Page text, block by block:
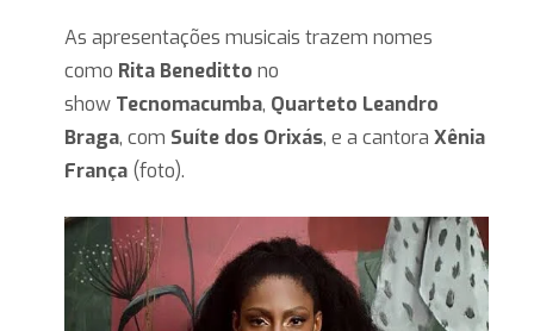
As apresentações musicais trazem nomes
como Rita Beneditto no
show Tecnomacumba, Quarteto Leandro
Braga, com Suíte dos Orixás, e a cantora Xênia
França (foto).